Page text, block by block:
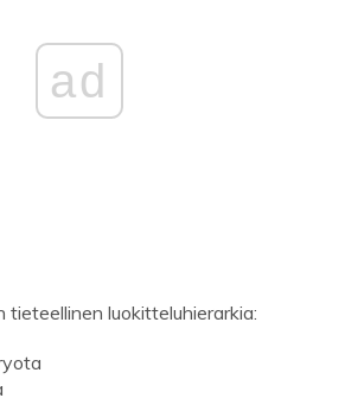
ad
tieteellinen luokitteluhierarkia: